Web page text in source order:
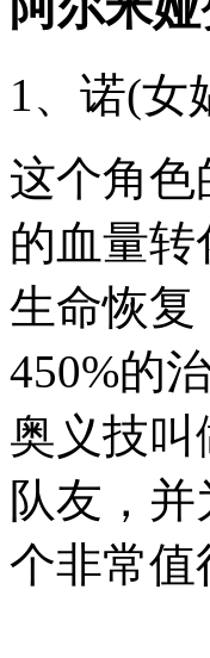
1、诺(女
这个角色
的血量
生命恢复
450%的
奥义技叫
队友，
个非常值